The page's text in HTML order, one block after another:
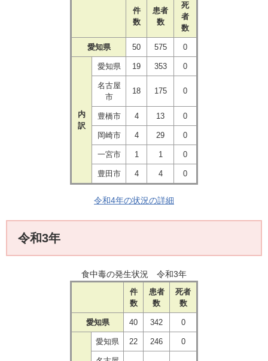
件
数
患者
数
死
者
数
愛知県 50 575 0
内
訳
愛知県 19 353 0
名古屋
市
18 175 0
豊橋市 4 13 0
岡崎市 4 29 0
一宮市 1 1 0
豊田市 4 4 0
令和4年の状況の詳細
令和3年
食中毒の発生状況 令和3年
件
数
患者
数
死者
数
愛知県 40 342 0
愛知県 22 246 0